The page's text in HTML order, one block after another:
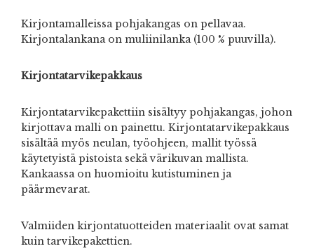
Kirjontamalleissa pohjakangas on pellavaa.
Kirjontalankana on muliinilanka (100 % puuvilla).
Kirjontatarvikepakkaus
Kirjontatarvikepakettiin sisältyy pohjakangas, johon
kirjottava malli on painettu. Kirjontatarvikepakkaus
sisältää myös neulan, työohjeen, mallit työssä
käytetyistä pistoista sekä värikuvan mallista.
Kankaassa on huomioitu kutistuminen ja
päärmevarat.
Valmiiden kirjontatuotteiden materiaalit ovat samat
kuin tarvikepakettien.